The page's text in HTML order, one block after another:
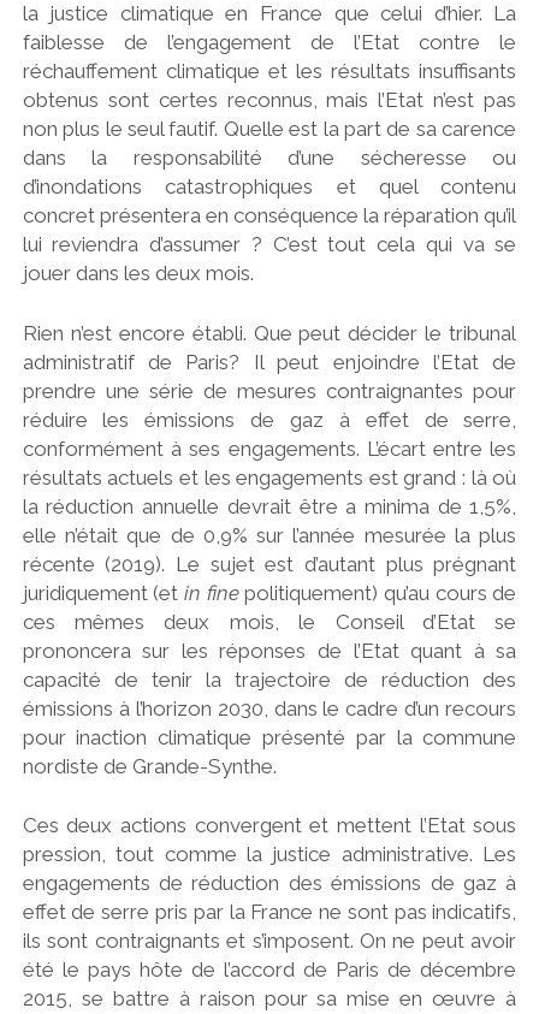
la justice climatique en France que celui d’hier. La
faiblesse de l’engagement de l’Etat contre le
réchauffement climatique et les résultats insuffisants
obtenus sont certes reconnus, mais l’Etat n’est pas
non plus le seul fautif. Quelle est la part de sa carence
dans la responsabilité d’une sécheresse ou
d’inondations catastrophiques et quel contenu
concret présentera en conséquence la réparation qu’il
lui reviendra d’assumer ? C’est tout cela qui va se
jouer dans les deux mois.
Rien n’est encore établi. Que peut décider le tribunal
administratif de Paris? Il peut enjoindre l’Etat de
prendre une série de mesures contraignantes pour
réduire les émissions de gaz à effet de serre,
conformément à ses engagements. L’écart entre les
résultats actuels et les engagements est grand : là où
la réduction annuelle devrait être a minima de 1,5%,
elle n’était que de 0,9% sur l’année mesurée la plus
récente (2019). Le sujet est d’autant plus prégnant
juridiquement (et in finepolitiquement) qu’au cours de
ces mêmes deux mois, le Conseil d’Etat se
prononcera sur les réponses de l’Etat quant à sa
capacité de tenir la trajectoire de réduction des
émissions à l’horizon 2030, dans le cadre d’un recours
pour inaction climatique présenté par la commune
nordiste de Grande-Synthe.
Ces deux actions convergent et mettent l’Etat sous
pression, tout comme la justice administrative. Les
engagements de réduction des émissions de gaz à
effet de serre pris par la France ne sont pas indicatifs,
ils sont contraignants et s’imposent. On ne peut avoir
été le pays hôte de l’accord de Paris de décembre
2015, se battre à raison pour sa mise en œuvre à